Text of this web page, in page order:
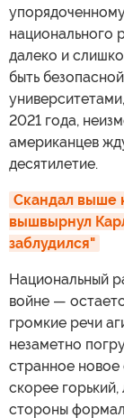
национального
далеко и
быть
2021 года,
американцев
десятилетие.
Скандал выше
вышвырнул
заблудился"
Национальный
войне —
громкие речи
незаметно
странное новое
скорее
стороны